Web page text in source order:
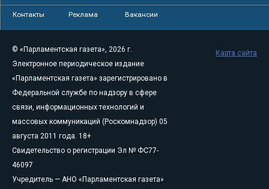
Контакты Реклама Вакансии
© «Парламентская газета», 2026 г.
Электронное периодическое издание
«Парламентская газета» зарегистрировано в
Федеральной службе по надзору в сфере
связи, информационных технологий и
массовых коммуникаций (Роскомнадзор) 05
августа 2011 года. 18+
Свидетельство о регистрации Эл № ФС77-
46097
Учредитель — АНО «Парламентская газета»
Карта сайта